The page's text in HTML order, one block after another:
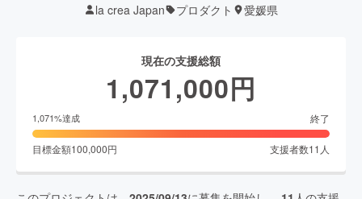
la crea Japan プロダクト 愛媛県
現在の支援総額
1,071,000円
1,071%達成 終了
目標金額100,000円 支援者数11 人